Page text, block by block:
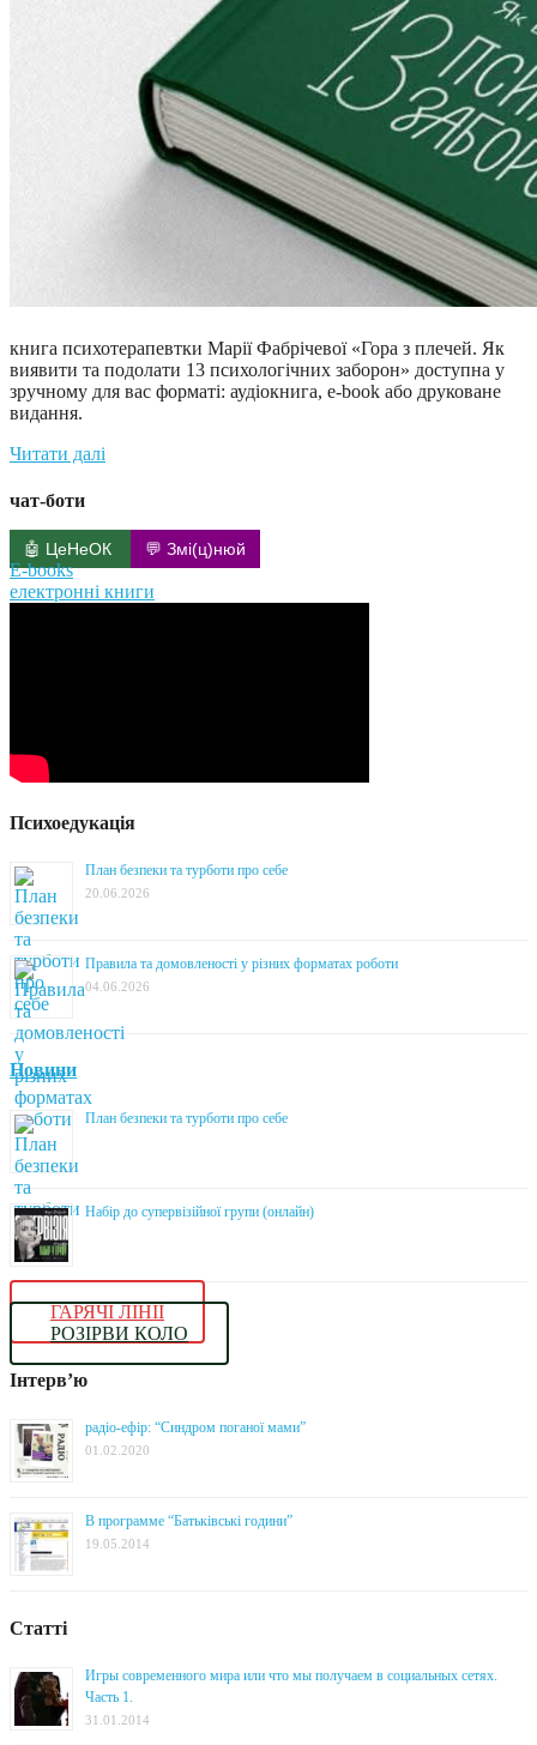
книга психотерапевтки Марії Фабрічевої «Гора з плечей. Як
виявити та подолати 13 психологічних заборон» доступна у
зручному для вас форматі: аудіокнига, e-book або друковане
видання.
Читати далі
чат-боти
🤖 ЦеНеОК 💬 Змі(ц)нюй
E-books
електронні книги
Психоедукація
План безпеки та турботи про себе
20.06.2026
Правила та домовленості у різних форматах роботи
04.06.2026
Новини
План безпеки та турботи про себе
Набір до супервізійної групи (онлайн)
ГАРЯЧІ ЛІНІЇ
РОЗІРВИ КОЛО
Інтерв’ю
радіо-ефір: “Синдром поганої мами”
01.02.2020
В программе “Батьківські години”
19.05.2014
Статті
Игры современного мира или что мы получаем в социальных сетях.
Часть 1.
31.01.2014